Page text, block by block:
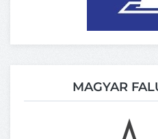
MAGYAR